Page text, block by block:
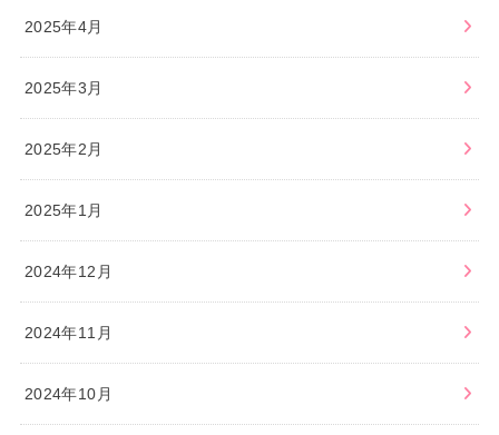
2025年4月
2025年3月
2025年2月
2025年1月
2024年12月
2024年11月
2024年10月